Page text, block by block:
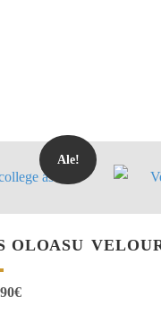
Ale!
OLOASU
€